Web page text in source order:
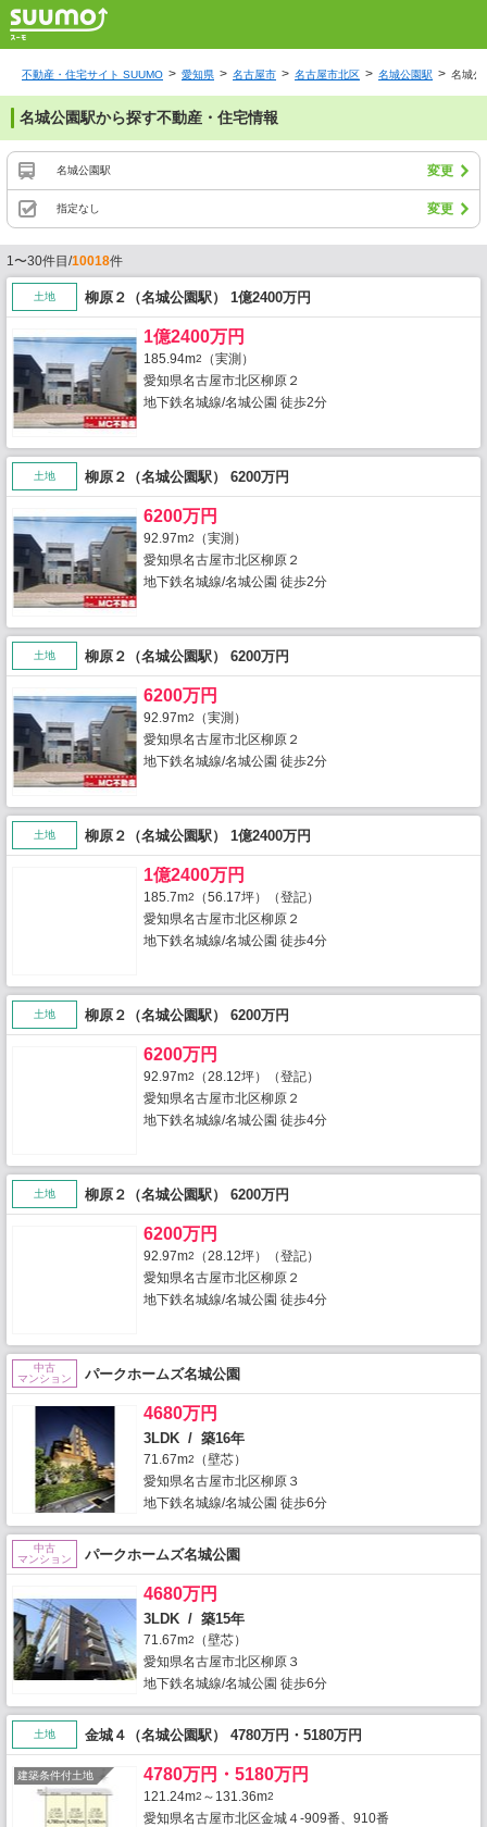
不動産・住宅サイト SUUMO 愛知県 名古屋市 名古屋市北区 名城公園駅 名城公
名城公園駅から探す不動産・住宅情報
名城公園駅 変更
指定なし 変更
1〜30件目/10018件
土地 柳原２（名城公園駅） 1億2400万円
1億2400万円
185.94m2
（実測）
愛知県名古屋市北区柳原２
地下鉄名城線/名城公園 徒歩2分
土地 柳原２（名城公園駅） 6200万円
6200万円
92.97m2
（実測）
愛知県名古屋市北区柳原２
地下鉄名城線/名城公園 徒歩2分
土地 柳原２（名城公園駅） 6200万円
6200万円
92.97m2
（実測）
愛知県名古屋市北区柳原２
地下鉄名城線/名城公園 徒歩2分
土地 柳原２（名城公園駅） 1億2400万円
1億2400万円
185.7m2
（56.17坪）（登記）
愛知県名古屋市北区柳原２
地下鉄名城線/名城公園 徒歩4分
土地 柳原２（名城公園駅） 6200万円
6200万円
92.97m2
（28.12坪）（登記）
愛知県名古屋市北区柳原２
地下鉄名城線/名城公園 徒歩4分
土地 柳原２（名城公園駅） 6200万円
6200万円
92.97m2
（28.12坪）（登記）
愛知県名古屋市北区柳原２
地下鉄名城線/名城公園 徒歩4分
中古
マンション
パークホームズ名城公園
4680万円
3LDK / 築16年
71.67m2
（壁芯）
愛知県名古屋市北区柳原３
地下鉄名城線/名城公園 徒歩6分
中古
マンション
パークホームズ名城公園
4680万円
3LDK / 築15年
71.67m2
（壁芯）
愛知県名古屋市北区柳原３
地下鉄名城線/名城公園 徒歩6分
土地 金城４（名城公園駅） 4780万円・5180万円
建築条件付土地 4780万円・5180万円
121.24m2 ～131.36m2
愛知県名古屋市北区金城４-909番、910番